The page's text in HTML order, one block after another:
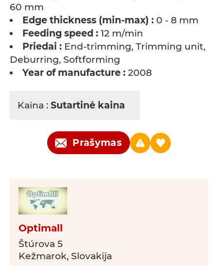
60 mm
Edge thickness (min-max) : 0 - 8 mm
Feeding speed : 12 m/min
Priedai : End-trimming, Trimming unit,
Deburring, Softforming
Year of manufacture : 2008
Kaina : Sutartinė kaina
Prašymas
Optimall
Štúrova 5
Kežmarok, Slovakija